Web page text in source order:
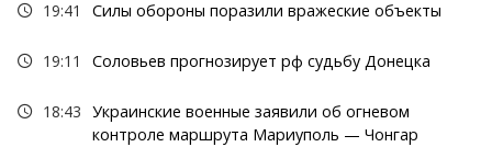
19:41 Силы обороны поразили вражеские объекты
19:11 Соловьев прогнозирует рф судьбу Донецка
18:43 Украинские военные заявили об огневом
контроле маршрута Мариуполь — Чонгар